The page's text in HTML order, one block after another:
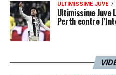
ULTIMISSIME JUVE
Ultimissime Juve
Perth contro